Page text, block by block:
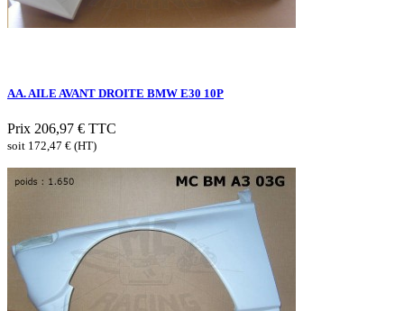
AA. AILE AVANT DROITE BMW E30 10P
Prix 206,97 € TTC
soit 172,47 € (HT)